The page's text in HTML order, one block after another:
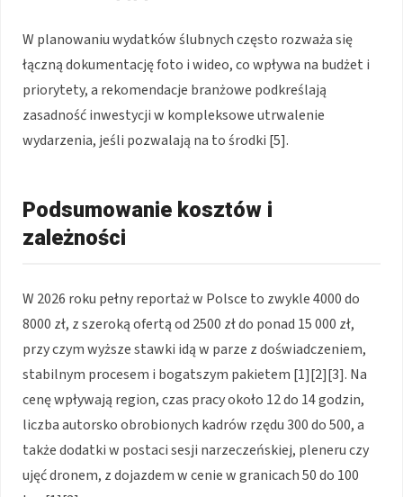
W planowaniu wydatków ślubnych często rozważa się
łączną dokumentację foto i wideo, co wpływa na budżet i
priorytety, a rekomendacje branżowe podkreślają
zasadność inwestycji w kompleksowe utrwalenie
wydarzenia, jeśli pozwalają na to środki [5].
Podsumowanie kosztów i
zależności
W 2026 roku pełny reportaż w Polsce to zwykle 4000 do
8000 zł, z szeroką ofertą od 2500 zł do ponad 15 000 zł,
przy czym wyższe stawki idą w parze z doświadczeniem,
stabilnym procesem i bogatszym pakietem [1][2][3]. Na
cenę wpływają region, czas pracy około 12 do 14 godzin,
liczba autorsko obrobionych kadrów rzędu 300 do 500, a
także dodatki w postaci sesji narzeczeńskiej, pleneru czy
ujęć dronem, z dojazdem w cenie w granicach 50 do 100